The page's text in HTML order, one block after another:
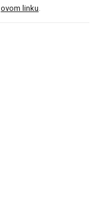
ovom linku.